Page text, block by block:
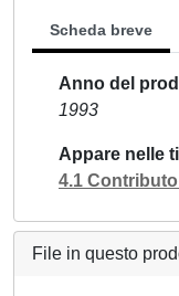
Scheda breve
Anno del
1993
Appare nelle
4.1
File in questo